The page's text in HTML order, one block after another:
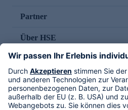
Partner
Über HSE
Im TV
HSE International